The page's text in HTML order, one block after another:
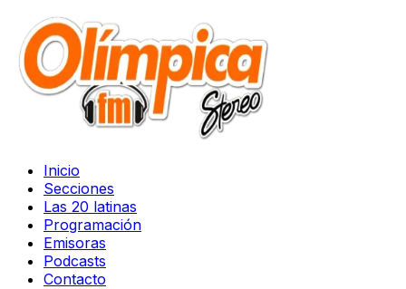
Inicio
Secciones
Las 20 latinas
Programación
Emisoras
Podcasts
Contacto